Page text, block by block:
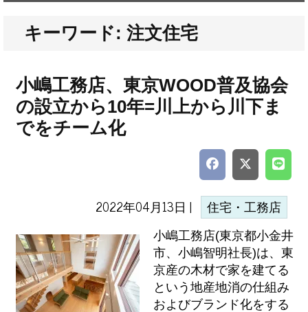
キーワード: 注文住宅
小嶋工務店、東京WOOD普及協会
の設立から10年=川上から川下ま
でをチーム化
2022年04月13日 | 住宅・工務店
小嶋工務店(東京都小金井
市、小嶋智明社長)は、東
京産の木材で家を建てる
という地産地消の仕組み
およびブランド化をする